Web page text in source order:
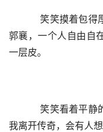
笑笑摸着包得
郭襄，一个人自由自
一层皮。
笑笑看着平静
我离开传奇，会有人